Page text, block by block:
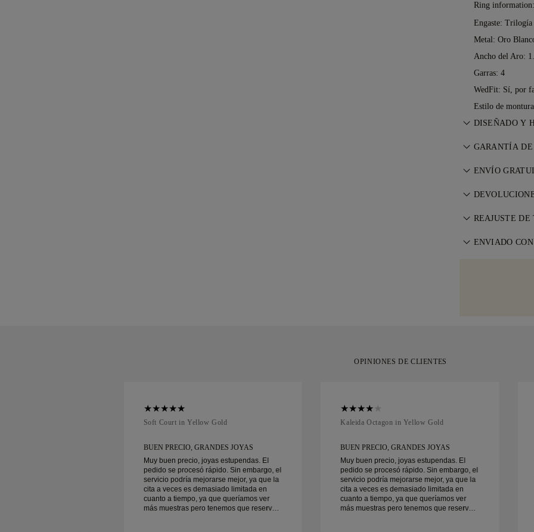
Ring information:
Engaste: Trilogía
Metal: Oro
Ancho del Aro:
Garras: 4
WedFit: Sí, por
Estilo de
DISEÑADO Y
GARANTÍA
Con cualquier
reparaciones
ENVÍO
Todos los
totalmente
su casa.
determinados
Si no estás
nuestros
REAJUSTE
Para un ajuste
ENVIADO
Recíbela en
OPINIONES DE CLIENTES
Soft Court in Yellow Gold
BUEN PRECIO, GRANDES JOYAS
Muy buen precio, joyas estupendas. El
pedido se procesó rápido. Sin embargo, el
servicio podría mejorarse mejor, ya que la
cita a veces es demasiado limitada en
cuanto a tiempo, ya que queríamos ver
más muestras pero tenemos que reservar
Kaleida Octagon in Yellow Gold
BUEN PRECIO, GRANDES JOYAS
Muy buen precio, joyas estupendas. El
pedido se procesó rápido. Sin embargo, el
servicio podría mejorarse mejor, ya que la
cita a veces es demasiado limitada en
cuanto a tiempo, ya que queríamos ver
más muestras pero tenemos que reservar